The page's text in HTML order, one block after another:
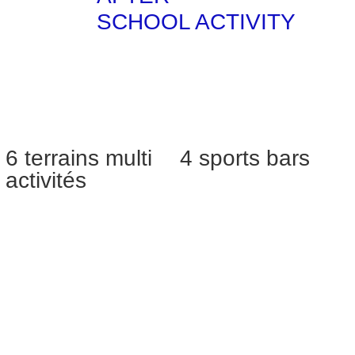
SCHOOL ACTIVITY
6 terrains multi
activités
4 sports bars